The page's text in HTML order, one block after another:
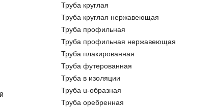
Труба круглая
Труба круглая нержавеющая
Труба профильная
Труба профильная нержавеющая
Труба плакированная
Труба футерованная
Труба в изоляции
Труба u-образная
Труба оребренная